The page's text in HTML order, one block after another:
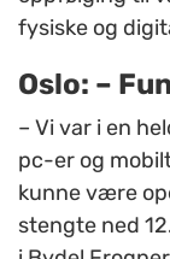
fysiske og
Oslo: –
– Vi var i en
pc-er og
kunne være
stengte ned